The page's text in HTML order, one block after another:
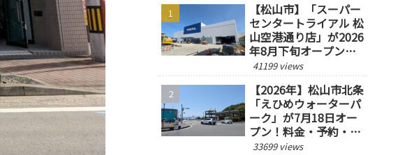
【松山市】「スーパー
センタートライアル 松
山空港通り店」が2026
年8月下旬オープン予
定！
41199 views
【2026年】松山市北条
「えひめウォーターパ
ーク」が7月18日オー
プン！料金・予約・営
業時間を紹介
33699 views